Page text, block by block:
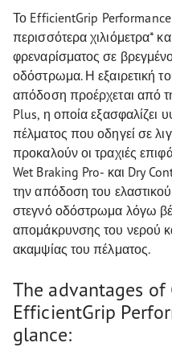
Το EfficientGrip
περισσότερα χιλιόμετρα*
φρεναρίσματος σε
οδόστρωμα. Η εξαιρετική
απόδοση προέρχεται από
Plus, η οποία εξασφαλίζει
πέλματος που οδηγεί σε
προκαλούν οι τραχιές
Wet Braking Pro- και Dry
την απόδοση του
στεγνό οδόστρωμα λόγω
απομάκρυνσης του νερού
ακαμψίας του πέλματος.
The advantages of
EfficientGrip
glance: